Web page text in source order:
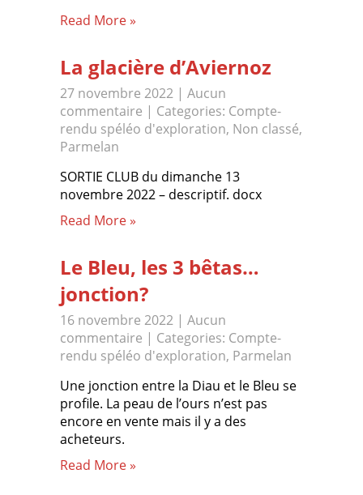
Read More »
La glacière d’Aviernoz
27 novembre 2022 | Aucun
commentaire | Categories: Compte-
rendu spéléo d'exploration, Non classé,
Parmelan
SORTIE CLUB du dimanche 13
novembre 2022 – descriptif. docx
Read More »
Le Bleu, les 3 bêtas…
jonction?
16 novembre 2022 | Aucun
commentaire | Categories: Compte-
rendu spéléo d'exploration, Parmelan
Une jonction entre la Diau et le Bleu se
profile. La peau de l’ours n’est pas
encore en vente mais il y a des
acheteurs.
Read More »